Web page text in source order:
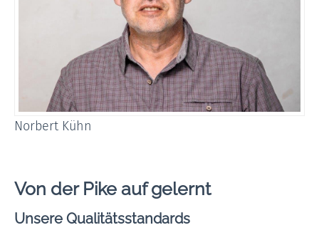
Norbert Kühn
Von der Pike auf gelernt
Unsere Qualitätsstandards